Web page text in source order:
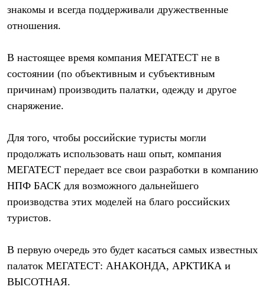
Софтшелл одежда
Куртки
Куртки
Брюки
Термобелье
Теплое термобелье
Лёгкая одежда
Футболки
Рубашки
Толстовки
Брюки
Женская одежда
Утепленная пухом
Жилеты
Утепленная синтетикой
Брюки
знакомы и всегда поддерживали дружественные
отношения.
В настоящее время компания МЕГАТЕСТ не в
состоянии (по объективным и субъективным
причинам) производить палатки, одежду и другое
снаряжение.
Для того, чтобы российские туристы могли
продолжать использовать наш опыт, компания
МЕГАТЕСТ передает все свои разработки в компанию
НПФ БАСК для возможного дальнейшего
производства этих моделей на благо российских
туристов.
В первую очередь это будет касаться самых известных
палаток МЕГАТЕСТ: АНАКОНДА, АРКТИКА и
ВЫСОТНАЯ.